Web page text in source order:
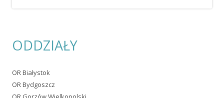
ODDZIAŁY
OR Białystok
OR Bydgoszcz